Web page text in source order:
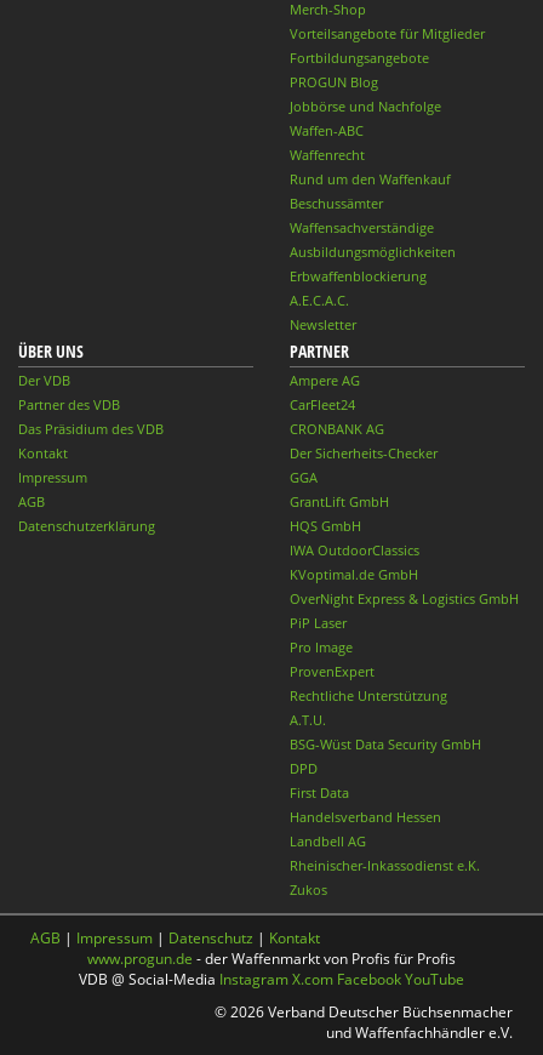
Merch-Shop
Vorteilsangebote für Mitglieder
Fortbildungsangebote
PROGUN Blog
Jobbörse und Nachfolge
Waffen-ABC
Waffenrecht
Rund um den Waffenkauf
Beschussämter
Waffensachverständige
Ausbildungsmöglichkeiten
Erbwaffenblockierung
A.E.C.A.C.
Newsletter
ÜBER UNS
Der VDB
Partner des VDB
Das Präsidium des VDB
Kontakt
Impressum
AGB
Datenschutzerklärung
PARTNER
Ampere AG
CarFleet24
CRONBANK AG
Der Sicherheits-Checker
GGA
GrantLift GmbH
HQS GmbH
IWA OutdoorClassics
KVoptimal.de GmbH
OverNight Express & Logistics GmbH
PiP Laser
Pro Image
ProvenExpert
Rechtliche Unterstützung
A.T.U.
BSG-Wüst Data Security GmbH
DPD
First Data
Handelsverband Hessen
Landbell AG
Rheinischer-Inkassodienst e.K.
Zukos
AGB | Impressum | Datenschutz | Kontakt
www.progun.de - der Waffenmarkt von Profis für Profis
VDB @ Social-Media InstagramX.com FacebookYouTube
© 2026 Verband Deutscher Büchsenmacher
und Waffenfachhändler e.V.